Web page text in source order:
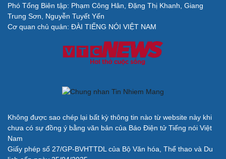
Phó Tổng Biên tập: Phạm Công Hân, Đặng Thị Khanh, Giang
Trung Sơn, Nguyễn Tuyết Yến
Cơ quan chủ quản: ĐÀI TIẾNG NÓI VIỆT NAM
Không được sao chép lại bất kỳ thông tin nào từ website này khi
chưa có sự đồng ý bằng văn bản của Báo Điện tử Tiếng nói Việt
Nam
Giấy phép số 27/GP-BVHTTDL của Bộ Văn hóa, Thể thao và Du